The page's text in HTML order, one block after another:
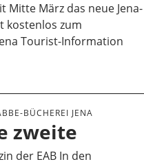
Mitte März das neue Jena-
kostenlos zum
Tourist-Information
BÜCHEREI JENA
zweite
der EAB In den